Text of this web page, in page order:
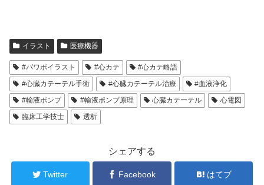
イラスト 医療機器
#パワポイラスト #心カテ
#心カテ略語
#心臓カテーテル手術
#心臓カテーテル治療
#血液浄化
#輸液ポンプ
#輸液ポンプ原理 心臓カテーテル
心電図
臨床工学技士
透析
シェアする
Twitter Facebook はてブ